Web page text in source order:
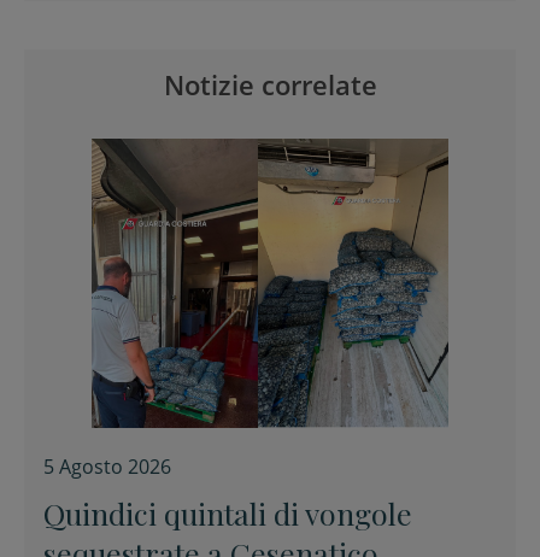
Notizie correlate
5 Agosto 2026
Quindici quintali di vongole